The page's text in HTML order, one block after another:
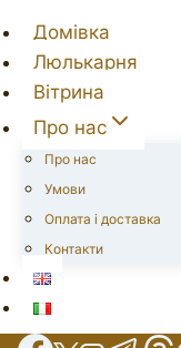
Домівка
Люлькарня
Вітрина
Про нас
Про нас
Умови
Оплата і доставка
Контакти